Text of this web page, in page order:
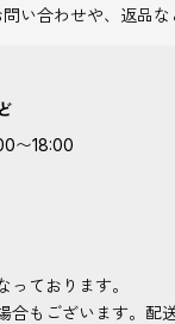
い合わせや、返品な
〜18:00
っております。
合もございます。配